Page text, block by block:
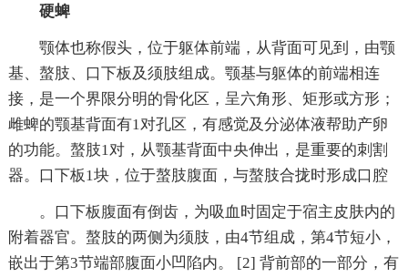
硬蜱
颚体也称假头，位于躯体前端，从背面可见到，由颚
基、螯肢、口下板及须肢组成。颚基与躯体的前端相连
接，是一个界限分明的骨化区，呈六角形、矩形或方形；
雌蜱的颚基背面有1对孔区，有感觉及分泌体液帮助产卵
的功能。螯肢1对，从颚基背面中央伸出，是重要的刺割
器。口下板1块，位于螯肢腹面，与螯肢合拢时形成口腔
。口下板腹面有倒齿，为吸血时固定于宿主皮肤内的
附着器官。螯肢的两侧为须肢，由4节组成，第4节短小，
嵌出于第3节端部腹面小凹陷内。 [2] 背前部的一部分，有